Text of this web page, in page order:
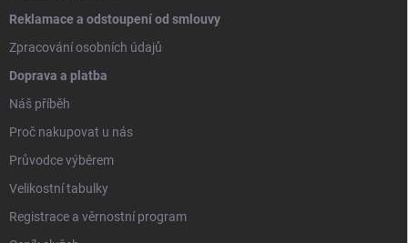
Reklamace a odstoupení od smlouvy
Zpracování osobních údajů
Doprava a platba
Náš příběh
Proč nakupovat u nás
Průvodce výběrem
Velikostní tabulky
Registrace a věrnostní program